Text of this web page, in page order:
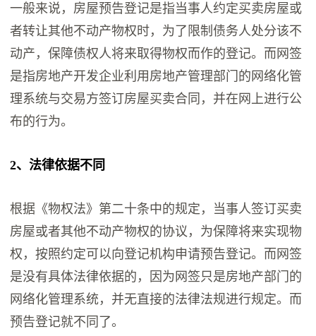
一般来说，房屋预告登记是指当事人约定买卖房屋或
者转让其他不动产物权时，为了限制债务人处分该不
动产，保障债权人将来取得物权而作的登记。而网签
是指房地产开发企业利用房地产管理部门的网络化管
理系统与交易方签订房屋买卖合同，并在网上进行公
布的行为。
2、法律依据不同
根据《物权法》第二十条中的规定，当事人签订买卖
房屋或者其他不动产物权的协议，为保障将来实现物
权，按照约定可以向登记机构申请预告登记。而网签
是没有具体法律依据的，因为网签只是房地产部门的
网络化管理系统，并无直接的法律法规进行规定。而
预告登记就不同了。